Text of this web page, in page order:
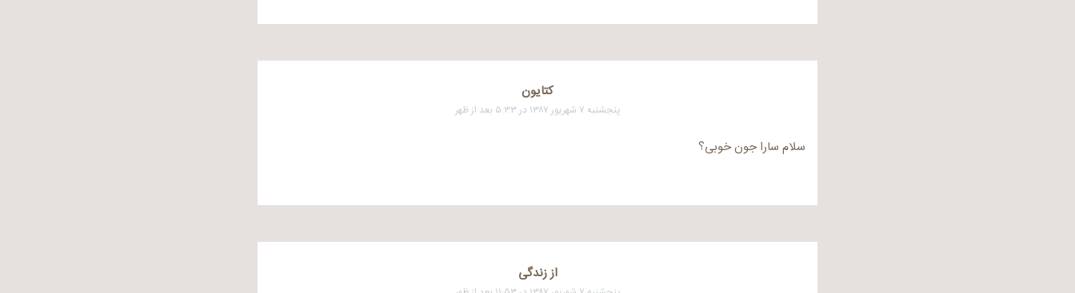
کتایون
پنجشنبه ۷ شهریور ۱۳۸۷ در ۵:۳۳ بعد از ظهر
سلام سارا جون خوبی؟
از زندگی